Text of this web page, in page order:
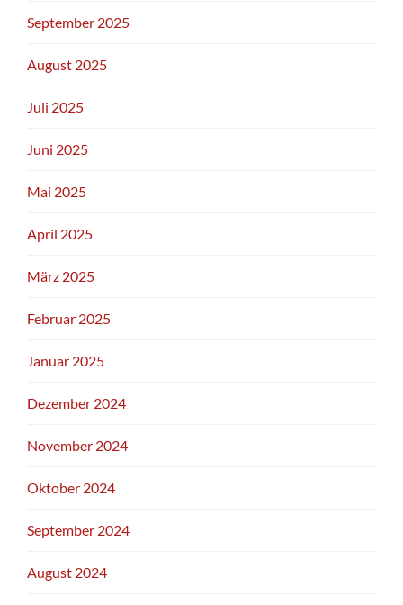
September 2025
August 2025
Juli 2025
Juni 2025
Mai 2025
April 2025
März 2025
Februar 2025
Januar 2025
Dezember 2024
November 2024
Oktober 2024
September 2024
August 2024